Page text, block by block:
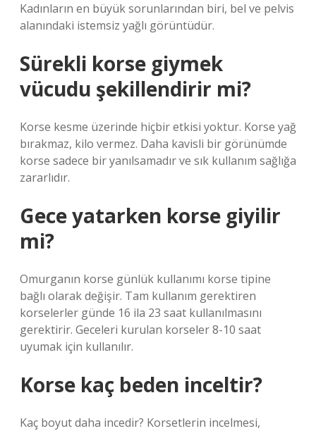
Kadınların en büyük sorunlarından biri, bel ve pelvis
alanındaki istemsiz yağlı görüntüdür.
Sürekli korse giymek
vücudu şekillendirir mi?
Korse kesme üzerinde hiçbir etkisi yoktur. Korse yağ
bırakmaz, kilo vermez. Daha kavisli bir görünümde
korse sadece bir yanılsamadır ve sık kullanım sağlığa
zararlıdır.
Gece yatarken korse giyilir
mi?
Omurganın korse günlük kullanımı korse tipine
bağlı olarak değişir. Tam kullanım gerektiren
korselerler günde 16 ila 23 saat kullanılmasını
gerektirir. Geceleri kurulan korseler 8-10 saat
uyumak için kullanılır.
Korse kaç beden inceltir?
Kaç boyut daha incedir? Korsetlerin incelmesi,